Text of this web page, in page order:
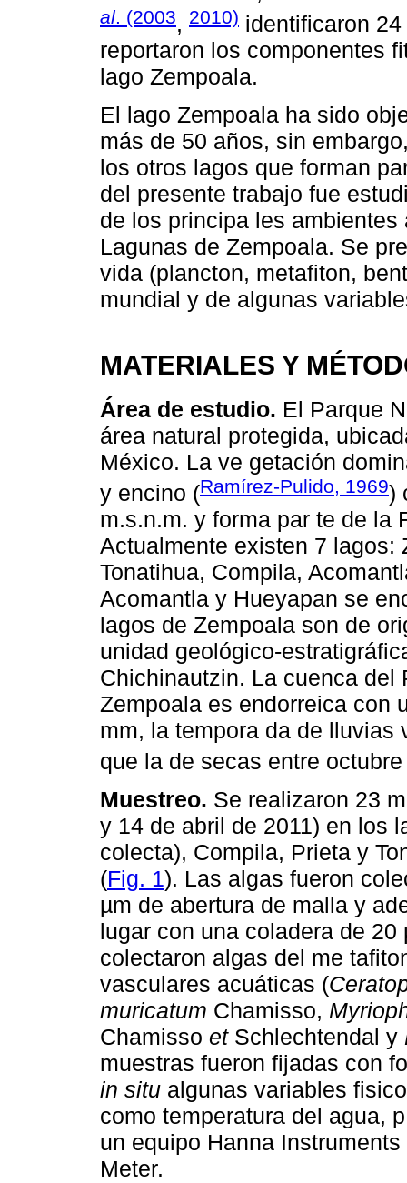
al. (2003, 2010) identificaron
reportaron los componentes
lago Zempoala.
El lago Zempoala ha sido
más de 50 años, sin
los otros lagos que forman
del presente trabajo fue
de los principa les
Lagunas de Zempoala. Se
vida (plancton, metafiton,
mundial y de algunas
MATERIALES Y
Área de estudio. El Parque
área natural protegida,
México. La ve getación
y encino (Ramírez-Pulido, 1969)
m.s.n.m. y forma par te de la
Actualmente existen 7 lagos:
Tonatihua, Compila,
Acomantla y Hueyapan se
lagos de Zempoala son de
unidad geológico-
Chichinautzin. La cuenca del
Zempoala es endorreica con
mm, la tempora da de lluvias
que la de secas entre
Muestreo. Se realizaron 23
y 14 de abril de 2011) en los
colecta), Compila, Prieta y
(Fig. 1). Las algas fueron
µm de abertura de malla y
lugar con una coladera de
colectaron algas del me
vasculares acuáticas (
muricatum Chamisso,
Chamisso etSchlechtendal y
muestras fueron fijadas con
in situ algunas variables
como temperatura del agua,
un equipo Hanna
Meter.